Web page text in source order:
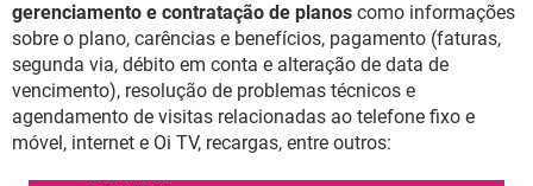
gerenciamento e contratação de planos como informações
sobre o plano, carências e benefícios, pagamento (faturas,
segunda via, débito em conta e alteração de data de
vencimento), resolução de problemas técnicos e
agendamento de visitas relacionadas ao telefone fixo e
móvel, internet e Oi TV, recargas, entre outros: